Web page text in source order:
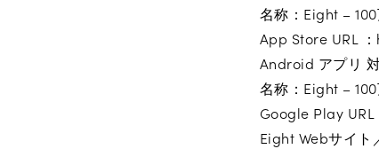
名称：Eight –
App Store URL
Android アプリ
名称：Eight –
Google Play
Eight Webサイ